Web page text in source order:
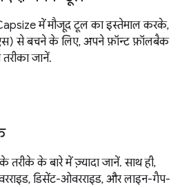
में मौजूद टूल का इस्तेमाल करके,
से बचने के लिए, अपने फ़ॉन्ट फ़ॉलबैक
जानें.
के बारे में ज़्यादा जानें. साथ ही,
डिसेंट-ओवरराइड, और लाइन-गैप-